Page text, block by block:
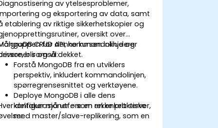
av ytelsesproblemer,
og eksportering av data, samt
etablering av riktige sikkerhetskopier og
oversikt over
CRUD API, kommandolinje og
blir også dekket.
for denne kursen inkluderer
som vil:
Forstå MongoDB fra en utviklers
perspektiv, inkludert kommandolinjen,
spørregrensesnittet og verktøyene.
Deploye MongoDB i alle dens
konfigurasjoner - som en enkelt server,
med master/slave-replikering, som en
deltaker må utføre en rekke praktiske